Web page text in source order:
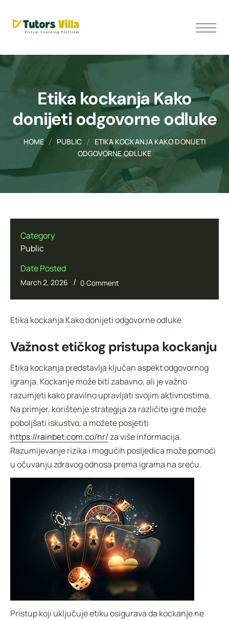
Etika kockanja Kako
donijeti odgovorne odluke
HOME PUBLIC
ETIKA KOCKANJA KAKO DONIJETI
ODGOVORNE ODLUKE
Category
Public
Date Posted
March 2, 2026 / 0 Comment
Etika kockanja Kako donijeti odgovorne odluke
Važnost etičkog pristupa kockanju
Etika kockanja predstavlja ključan aspekt odgovornog
igranja. Kockanje može biti zabavno, ali je važno
razumjeti kako pravilno upravljati svojim aktivnostima.
Na primjer, korištenje strategija za različite igre može
poboljšati iskustvo, a možete posjetiti
https://rainbet.com.co/hr/za više informacija.
Razumijevanje rizika i mogućih posljedica može pomoći
u očuvanju zdravog odnosa prema igrama na sreću.
Pristup koji uključuje etiku osigurava da kockanje ne